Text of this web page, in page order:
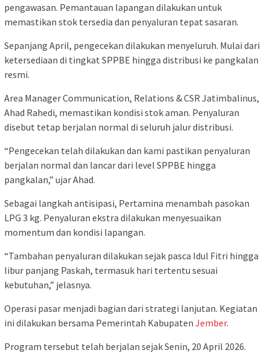
pengawasan. Pemantauan lapangan dilakukan untuk
memastikan stok tersedia dan penyaluran tepat sasaran.
Sepanjang April, pengecekan dilakukan menyeluruh. Mulai dari
ketersediaan di tingkat SPPBE hingga distribusi ke pangkalan
resmi.
Area Manager Communication, Relations & CSR Jatimbalinus,
Ahad Rahedi, memastikan kondisi stok aman. Penyaluran
disebut tetap berjalan normal di seluruh jalur distribusi.
“Pengecekan telah dilakukan dan kami pastikan penyaluran
berjalan normal dan lancar dari level SPPBE hingga
pangkalan,” ujar Ahad.
Sebagai langkah antisipasi, Pertamina menambah pasokan
LPG 3 kg. Penyaluran ekstra dilakukan menyesuaikan
momentum dan kondisi lapangan.
“Tambahan penyaluran dilakukan sejak pasca Idul Fitri hingga
libur panjang Paskah, termasuk hari tertentu sesuai
kebutuhan,” jelasnya.
Operasi pasar menjadi bagian dari strategi lanjutan. Kegiatan
ini dilakukan bersama Pemerintah Kabupaten Jember.
Program tersebut telah berjalan sejak Senin, 20 April 2026.